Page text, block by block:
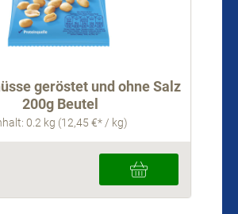
geröstet und ohne Salz
200g Beutel
Inhalt: 0.2 kg (12,45 €* / kg)